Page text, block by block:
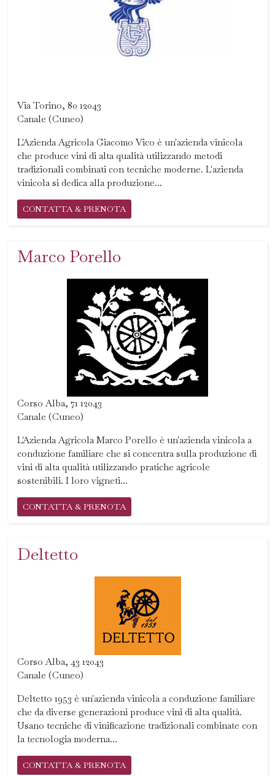
Via Torino, 80 12043
Canale (Cuneo)
L'Azienda Agricola Giacomo Vico è un'azienda vinicola
che produce vini di alta qualità utilizzando metodi
tradizionali combinati con tecniche moderne. L'azienda
vinicola si dedica alla produzione...
CONTATTA & PRENOTA
Marco Porello
Corso Alba, 71 12043
Canale (Cuneo)
L'Azienda Agricola Marco Porello è un'azienda vinicola a
conduzione familiare che si concentra sulla produzione di
vini di alta qualità utilizzando pratiche agricole
sostenibili. I loro vigneti...
CONTATTA & PRENOTA
Deltetto
Corso Alba, 43 12043
Canale (Cuneo)
Deltetto 1953 è un'azienda vinicola a conduzione familiare
che da diverse generazioni produce vini di alta qualità.
Usano tecniche di vinificazione tradizionali combinate con
la tecnologia moderna...
CONTATTA & PRENOTA